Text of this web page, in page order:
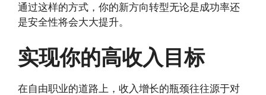
通过这样的方式，你的新方向转型无论是成功率还
是安全性将会大大提升。
实现你的高收入目标
在自由职业的道路上，收入增长的瓶颈往往源于对